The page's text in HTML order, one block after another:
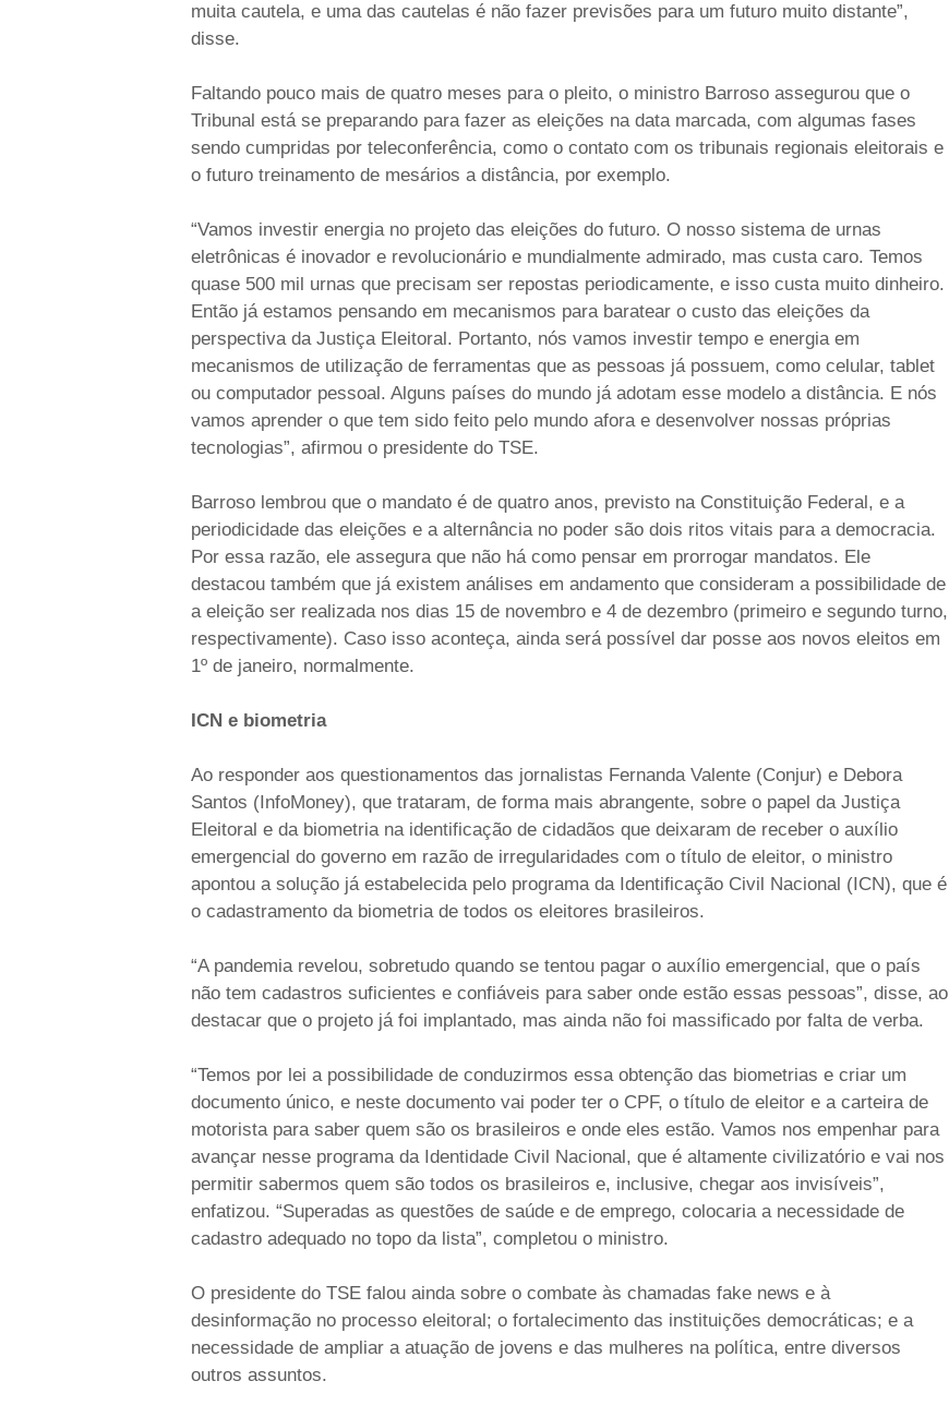
muita cautela, e uma das cautelas é não fazer previsões para um futuro muito distante”,
disse.
Faltando pouco mais de quatro meses para o pleito, o ministro Barroso assegurou que o
Tribunal está se preparando para fazer as eleições na data marcada, com algumas fases
sendo cumpridas por teleconferência, como o contato com os tribunais regionais eleitorais e
o futuro treinamento de mesários a distância, por exemplo.
“Vamos investir energia no projeto das eleições do futuro. O nosso sistema de urnas
eletrônicas é inovador e revolucionário e mundialmente admirado, mas custa caro. Temos
quase 500 mil urnas que precisam ser repostas periodicamente, e isso custa muito dinheiro.
Então já estamos pensando em mecanismos para baratear o custo das eleições da
perspectiva da Justiça Eleitoral. Portanto, nós vamos investir tempo e energia em
mecanismos de utilização de ferramentas que as pessoas já possuem, como celular, tablet
ou computador pessoal. Alguns países do mundo já adotam esse modelo a distância. E nós
vamos aprender o que tem sido feito pelo mundo afora e desenvolver nossas próprias
tecnologias”, afirmou o presidente do TSE.
Barroso lembrou que o mandato é de quatro anos, previsto na Constituição Federal, e a
periodicidade das eleições e a alternância no poder são dois ritos vitais para a democracia.
Por essa razão, ele assegura que não há como pensar em prorrogar mandatos. Ele
destacou também que já existem análises em andamento que consideram a possibilidade de
a eleição ser realizada nos dias 15 de novembro e 4 de dezembro (primeiro e segundo turno,
respectivamente). Caso isso aconteça, ainda será possível dar posse aos novos eleitos em
1º de janeiro, normalmente.
ICN e biometria
Ao responder aos questionamentos das jornalistas Fernanda Valente (Conjur) e Debora
Santos (InfoMoney), que trataram, de forma mais abrangente, sobre o papel da Justiça
Eleitoral e da biometria na identificação de cidadãos que deixaram de receber o auxílio
emergencial do governo em razão de irregularidades com o título de eleitor, o ministro
apontou a solução já estabelecida pelo programa da Identificação Civil Nacional (ICN), que é
o cadastramento da biometria de todos os eleitores brasileiros.
“A pandemia revelou, sobretudo quando se tentou pagar o auxílio emergencial, que o país
não tem cadastros suficientes e confiáveis para saber onde estão essas pessoas”, disse, ao
destacar que o projeto já foi implantado, mas ainda não foi massificado por falta de verba.
“Temos por lei a possibilidade de conduzirmos essa obtenção das biometrias e criar um
documento único, e neste documento vai poder ter o CPF, o título de eleitor e a carteira de
motorista para saber quem são os brasileiros e onde eles estão. Vamos nos empenhar para
avançar nesse programa da Identidade Civil Nacional, que é altamente civilizatório e vai nos
permitir sabermos quem são todos os brasileiros e, inclusive, chegar aos invisíveis”,
enfatizou. “Superadas as questões de saúde e de emprego, colocaria a necessidade de
cadastro adequado no topo da lista”, completou o ministro.
O presidente do TSE falou ainda sobre o combate às chamadas fake news e à
desinformação no processo eleitoral; o fortalecimento das instituições democráticas; e a
necessidade de ampliar a atuação de jovens e das mulheres na política, entre diversos
outros assuntos.